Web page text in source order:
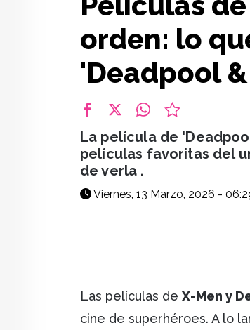
orden: lo
'Deadpool
La película de
películas favoritas del
de verla .
Viernes, 13 Marzo, 2026 -
Las películas de X-Men y
cine de superhéroes. A lo